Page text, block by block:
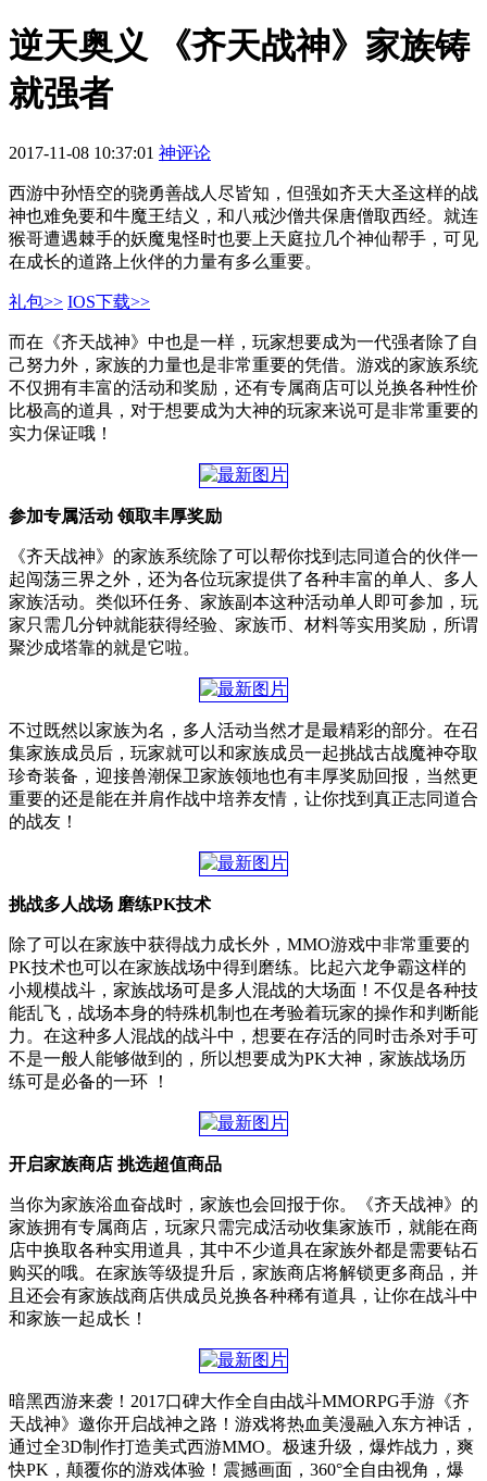
逆天奥义 《齐天战神》家族铸
就强者
2017-11-08 10:37:01 神评论
西游中孙悟空的骁勇善战人尽皆知，但强如齐天大圣这样的战
神也难免要和牛魔王结义，和八戒沙僧共保唐僧取西经。就连
猴哥遭遇棘手的妖魔鬼怪时也要上天庭拉几个神仙帮手，可见
在成长的道路上伙伴的力量有多么重要。
礼包>> IOS下载>>
而在《齐天战神》中也是一样，玩家想要成为一代强者除了自
己努力外，家族的力量也是非常重要的凭借。游戏的家族系统
不仅拥有丰富的活动和奖励，还有专属商店可以兑换各种性价
比极高的道具，对于想要成为大神的玩家来说可是非常重要的
实力保证哦！
参加专属活动 领取丰厚奖励
《齐天战神》的家族系统除了可以帮你找到志同道合的伙伴一
起闯荡三界之外，还为各位玩家提供了各种丰富的单人、多人
家族活动。类似环任务、家族副本这种活动单人即可参加，玩
家只需几分钟就能获得经验、家族币、材料等实用奖励，所谓
聚沙成塔靠的就是它啦。
不过既然以家族为名，多人活动当然才是最精彩的部分。在召
集家族成员后，玩家就可以和家族成员一起挑战古战魔神夺取
珍奇装备，迎接兽潮保卫家族领地也有丰厚奖励回报，当然更
重要的还是能在并肩作战中培养友情，让你找到真正志同道合
的战友！
挑战多人战场 磨练PK技术
除了可以在家族中获得战力成长外，MMO游戏中非常重要的
PK技术也可以在家族战场中得到磨练。比起六龙争霸这样的
小规模战斗，家族战场可是多人混战的大场面！不仅是各种技
能乱飞，战场本身的特殊机制也在考验着玩家的操作和判断能
力。在这种多人混战的战斗中，想要在存活的同时击杀对手可
不是一般人能够做到的，所以想要成为PK大神，家族战场历
练可是必备的一环 ！
开启家族商店 挑选超值商品
当你为家族浴血奋战时，家族也会回报于你。《齐天战神》的
家族拥有专属商店，玩家只需完成活动收集家族币，就能在商
店中换取各种实用道具，其中不少道具在家族外都是需要钻石
购买的哦。在家族等级提升后，家族商店将解锁更多商品，并
且还会有家族战商店供成员兑换各种稀有道具，让你在战斗中
和家族一起成长！
暗黑西游来袭！2017口碑大作全自由战斗MMORPG手游《齐
天战神》邀你开启战神之路！游戏将热血美漫融入东方神话，
通过全3D制作打造美式西游MMO。极速升级，爆炸战力，爽
快PK，颠覆你的游戏体验！震撼画面，360°全自由视角，爆